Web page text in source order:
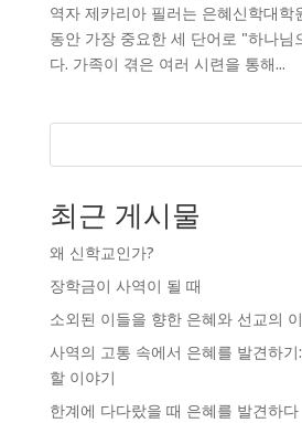
역자 제카리아 필러는 은혜신학대학
동안 가장 중요한 세 단어로 "하나님
다. 가족이 겪은 여러 시련을 통해...
최근 게시물
왜 신학교인가?
장학금이 사역이 될 때
소외된 이들을 향한 은혜와 선교의
사역의 고통 속에서 은혜를 발견하
할 이야기
한계에 다다랐을 때 은혜를 발견하다